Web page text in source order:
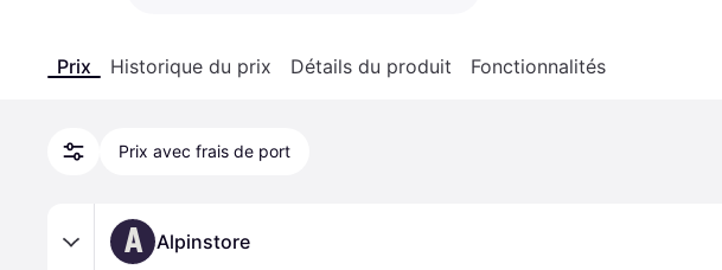
Prix Historique du prix Détails du produit Fonctionnalités
Prix avec frais de port
A Alpinstore